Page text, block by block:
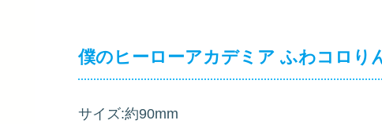
僕のヒーローアカデミア ふわコロり
サイズ:約90mm